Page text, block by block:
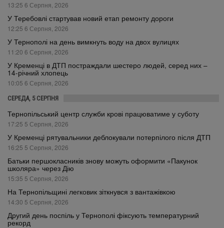
13:25 6 Серпня, 2026
У Теребовлі стартував новий етап ремонту дороги
12:25 6 Серпня, 2026
У Тернополі на день вимкнуть воду на двох вулицях
11:20 6 Серпня, 2026
У Кременці в ДТП постраждали шестеро людей, серед них –
14-річний хлопець
10:05 6 Серпня, 2026
СЕРЕДА, 5 СЕРПНЯ
Тернопільський центр служби крові працюватиме у суботу
17:25 5 Серпня, 2026
У Кременці рятувальники деблокували потерпілого після ДТП
16:25 5 Серпня, 2026
Батьки першокласників знову можуть оформити «Пакунок
школяра» через Дію
15:35 5 Серпня, 2026
На Тернопільщині легковик зіткнувся з вантажівкою
14:30 5 Серпня, 2026
Другий день поспіль у Тернополі фіксують температурний
рекорд